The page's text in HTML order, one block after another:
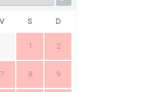
V S D
1 2
7 8 9